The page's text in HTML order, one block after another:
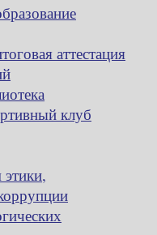
аттестация
клуб